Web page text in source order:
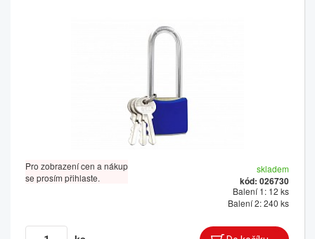
Pro zobrazení cen a nákup
se prosím přihlaste.
skladem
kód: 026730
Balení 1: 12 ks
Balení 2: 240 ks